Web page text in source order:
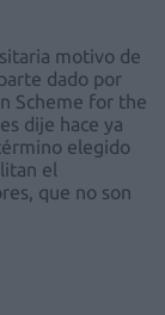
motivo de
dado por
Scheme for the
dije hace ya
elegido
el
que no son